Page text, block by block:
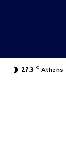
27.3 C Athens